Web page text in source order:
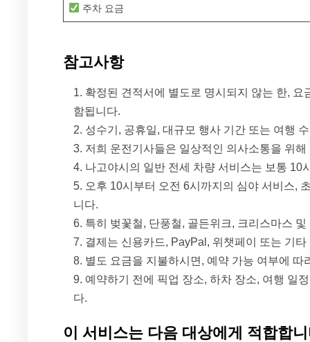
주차 요금
참고사항
확정된 견적서에 별도로 명시되지 않는 한,
함됩니다.
성수기, 공휴일, 대규모 행사 기간 또는 여행
저희 운전기사들은 일상적인 의사소통을 위
나고야시의 일반 전세 차량 서비스는 보통 10
오후 10시부터 오전 6시까지의 심야 서비스,
니다.
특히 벚꽃철, 단풍철, 골든위크, 크리스마스
결제는 신용카드, PayPal, 위챗페이 또는 기
별도 요금을 지불하시면, 예약 가능 여부에
예약하기 전에 픽업 장소, 하차 장소, 여행 일
다.
이 서비스는 다음 대상에게 적합합